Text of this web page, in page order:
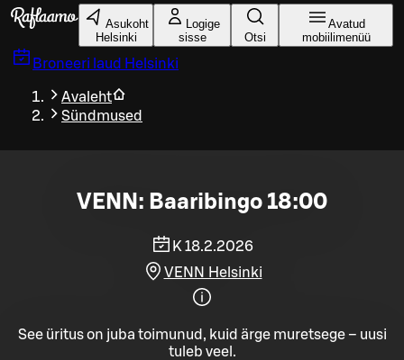
Liigu peamise sisu juurde
Asukoht
Helsinki
Logige
sisse
Otsi
Avatud
mobiilimenüü
Broneeri laud Helsinki
Avaleht
Sündmused
VENN: Baaribingo 18:00
K 18.2.2026
VENN Helsinki
See üritus on juba toimunud, kuid ärge muretsege – uusi
tuleb veel.